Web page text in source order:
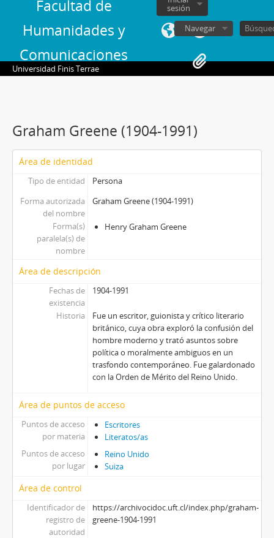
Facultad de
Humanidades y
Comunicaciones
sesión
Navegar
Universidad Finis Terrae
Graham Greene (1904-1991)
Área de identidad
Tipo de entidad
Persona
Forma autorizada
del nombre
Graham Greene (1904-1991)
Forma(s)
paralela(s) de
nombre
Henry Graham Greene
Área de descripción
Fechas de
existencia
1904-1991
Historia
Fue un escritor, guionista y crítico literario
británico, cuya obra exploró la confusión del
hombre moderno y trató asuntos sobre
política o moralmente ambiguos en un
trasfondo contemporáneo. Fue galardonado
con la Orden de Mérito del Reino Unido.
Área de puntos de acceso
Puntos de acceso
por materia
Escritores
Literatos/as
Puntos de acceso
por lugar
Reino Unido
Suiza
Área de control
Identificador de
registro de
autoridad
https://archivocidoc.uft.cl/index.php/graham-
greene-1904-1991